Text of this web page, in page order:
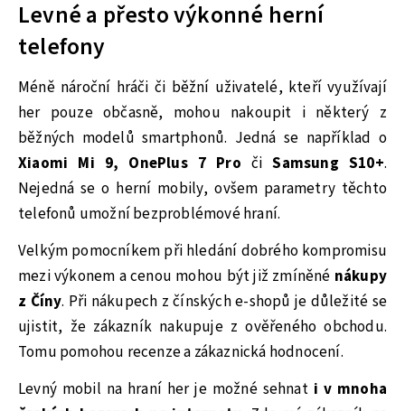
Levné a přesto výkonné herní
telefony
Méně nároční hráči či běžní uživatelé, kteří využívají
her pouze občasně, mohou nakoupit i některý z
běžných modelů smartphonů. Jedná se například o
Xiaomi Mi 9, OnePlus 7 Pro čiSamsung S10+.
Nejedná se o herní mobily, ovšem parametry těchto
telefonů umožní bezproblémové hraní.
Velkým pomocníkem při hledání dobrého kompromisu
mezi výkonem a cenou mohou být již zmíněné nákupy
z Číny. Při nákupech z čínských e-shopů je důležité se
ujistit, že zákazník nakupuje z ověřeného obchodu.
Tomu pomohou recenze a zákaznická hodnocení.
Levný mobil na hraní her je možné sehnat i v mnoha